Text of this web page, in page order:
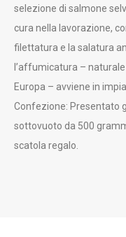
selezione di salmone
cura nella lavorazione,
filettatura e la salatura
l’affumicatura –
Europa – avviene in
Confezione: Presentato
sottovuoto da 500
scatola regalo.